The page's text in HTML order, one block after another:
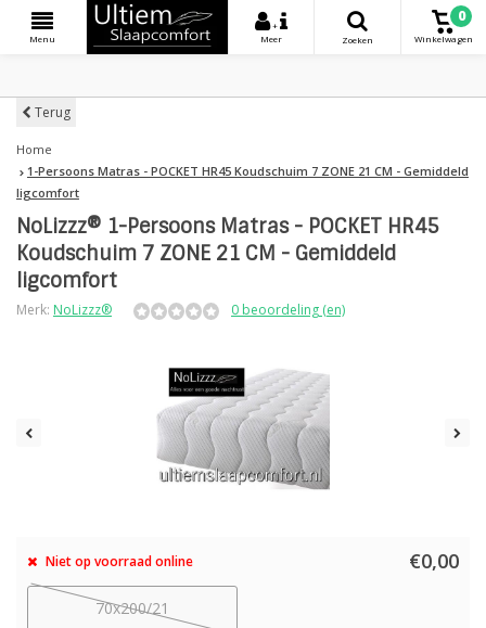
Menu
+
Meer
Zoeken
0
Winkelwagen
Terug
Home
1-Persoons Matras - POCKET HR45 Koudschuim 7 ZONE 21 CM - Gemiddeld
ligcomfort
NoLizzz® 1-Persoons Matras - POCKET HR45
Koudschuim 7 ZONE 21 CM - Gemiddeld
ligcomfort
Merk: NoLizzz® 0 beoordeling (en)
Niet op voorraad online €0,00
70x200/21